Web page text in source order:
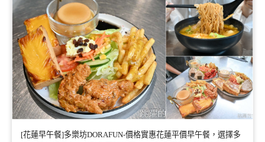
[花蓮早午餐]多樂坊DORAFUN-價格實惠花蓮平價早午餐，選擇多